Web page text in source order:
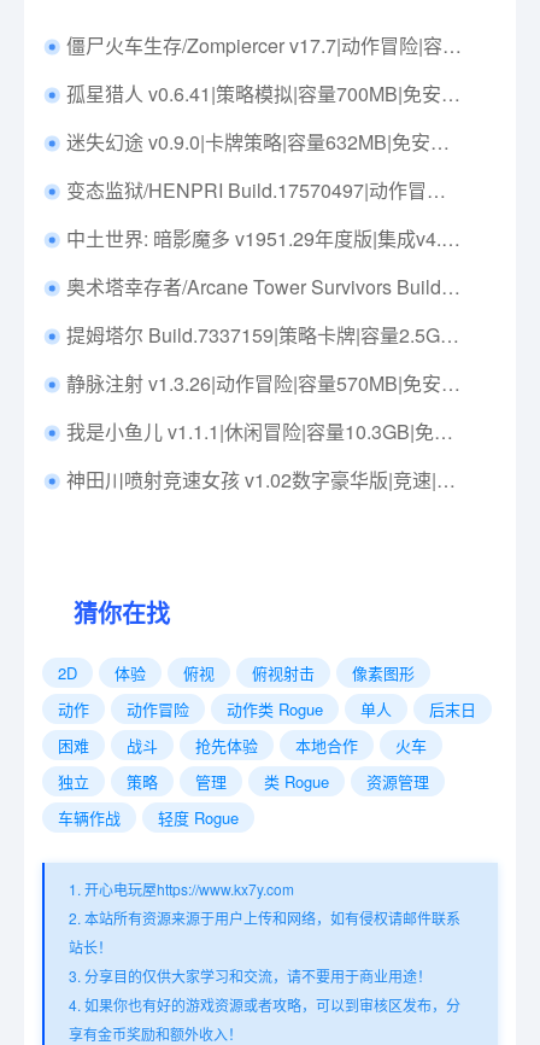
僵尸火车生存/Zompiercer v17.7|动作冒险|容量22.5GB|免安装绿色中文版|支持键盘.鼠标
孤星猎人 v0.6.41|策略模拟|容量700MB|免安装绿色中文版|支持键盘.鼠标
迷失幻途 v0.9.0|卡牌策略|容量632MB|免安装绿色中文版|支持键盘.鼠标
变态监狱/HENPRI Build.17570497|动作冒险|容量693MB|免安装绿色中文版|支持键盘.鼠标
中土世界: 暗影魔多 v1951.29年度版|集成v4.5简中汉化.高清材质包|修改器|动作冒险|容量53.9GB|免安装绿色中文版|支持键盘.鼠标.手柄
奥术塔幸存者/Arcane Tower Survivors Build.22637160|动作冒险|容量844MB|免安装绿色中文版|支持键盘.鼠标.手柄
提姆塔尔 Build.7337159|策略卡牌|容量2.5GB|免安装绿色中文版|支持键盘.鼠标
静脉注射 v1.3.26|动作冒险|容量570MB|免安装绿色中文版|支持键盘.鼠标
我是小鱼儿 v1.1.1|休闲冒险|容量10.3GB|免安装绿色中文版|支持键盘.鼠标.手柄
神田川喷射竞速女孩 v1.02数字豪华版|竞速|全DLC|容量12.7GB|中文免安装|支持键盘.鼠标.手柄
猜你在找
2D 体验 俯视 俯视射击
像素图形
动作
动作冒险 动作类 Rogue 单人
后末日
困难
战斗 抢先体验 本地合作
火车
独立
策略 管理 类 Rogue
资源管理
车辆作战
轻度 Rogue
1. 开心电玩屋https://www.kx7y.com
2. 本站所有资源来源于用户上传和网络，如有侵权请邮件联系
站长！
3. 分享目的仅供大家学习和交流，请不要用于商业用途！
4. 如果你也有好的游戏资源或者攻略，可以到审核区发布，分
享有金币奖励和额外收入！